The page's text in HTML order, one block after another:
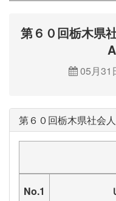
第６０回栃木県
05月31
第６０回栃木県社会
No.1